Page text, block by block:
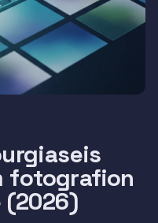
fotografion
(2026)